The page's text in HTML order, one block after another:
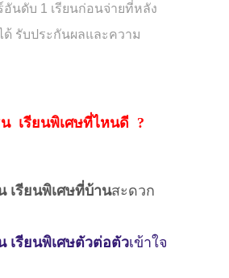
อันดับ 1 เรียนก่อนจ่ายที่หลัง
ด้ รับประกันผลและความ
เรียนพิเศษที่ไหนดี ?
เรียนพิเศษที่บ้านสะดวก
เรียนพิเศษตัวต่อตัวเข้าใจ